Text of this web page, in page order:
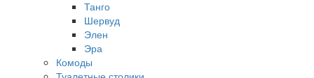
Танго
Шервуд
Элен
Эра
Комоды